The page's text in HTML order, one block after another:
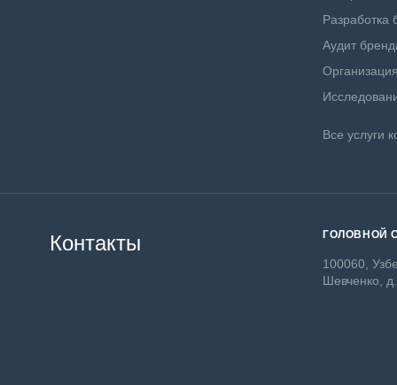
Разработка
Аудит
Все услуги
Контакты ГОЛОВНОЙ
100060,
Шевченко,